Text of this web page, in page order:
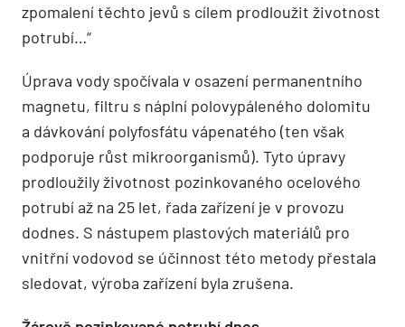
zpomalení těchto jevů s cílem prodloužit životnost
potrubí…“
Úprava vody spočívala v osazení permanentního
magnetu, filtru s náplní polovypáleného dolomitu
a dávkování polyfosfátu vápenatého (ten však
podporuje růst mikroorganismů). Tyto úpravy
prodloužily životnost pozinkovaného ocelového
potrubí až na 25 let, řada zařízení je v provozu
dodnes. S nástupem plastových materiálů pro
vnitřní vodovod se účinnost této metody přestala
sledovat, výroba zařízení byla zrušena.